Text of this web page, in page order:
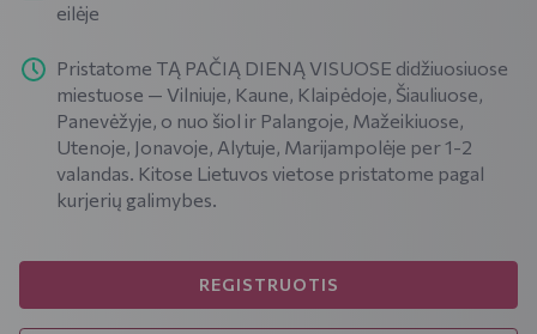
eilėje
Pristatome TĄ PAČIĄ DIENĄ VISUOSE didžiuosiuose
miestuose — Vilniuje, Kaune, Klaipėdoje, Šiauliuose,
Panevėžyje, o nuo šiol ir Palangoje, Mažeikiuose,
Utenoje, Jonavoje, Alytuje, Marijampolėje per 1-2
valandas. Kitose Lietuvos vietose pristatome pagal
kurjerių galimybes.
REGISTRUOTIS